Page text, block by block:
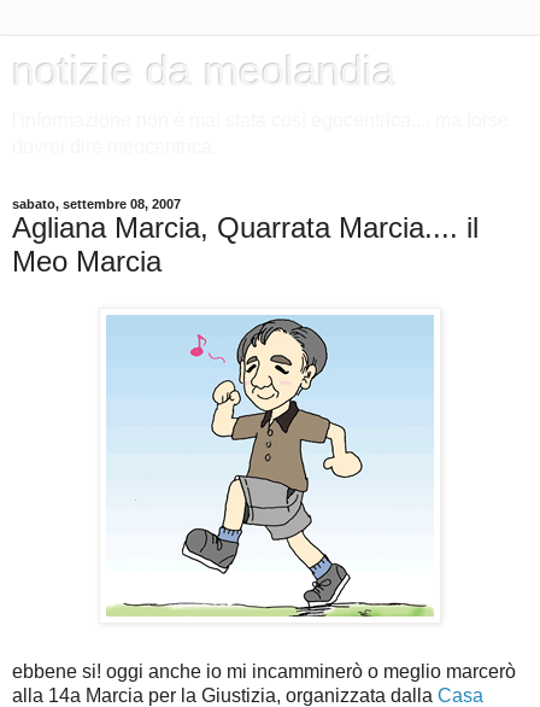
notizie da meolandia
sabato, settembre 08, 2007
Agliana Marcia, Quarrata Marcia.... il
Meo Marcia
ebbene si! oggi anche io mi incamminerò o meglio marcerò
alla 14a Marcia per la Giustizia, organizzata dalla Casa